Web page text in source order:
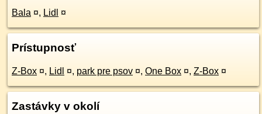
Bala ¤, Lidl ¤
Prístupnosť
Z-Box ¤, Lidl ¤, park pre psov ¤, One Box ¤, Z-Box ¤
Zastávky v okolí